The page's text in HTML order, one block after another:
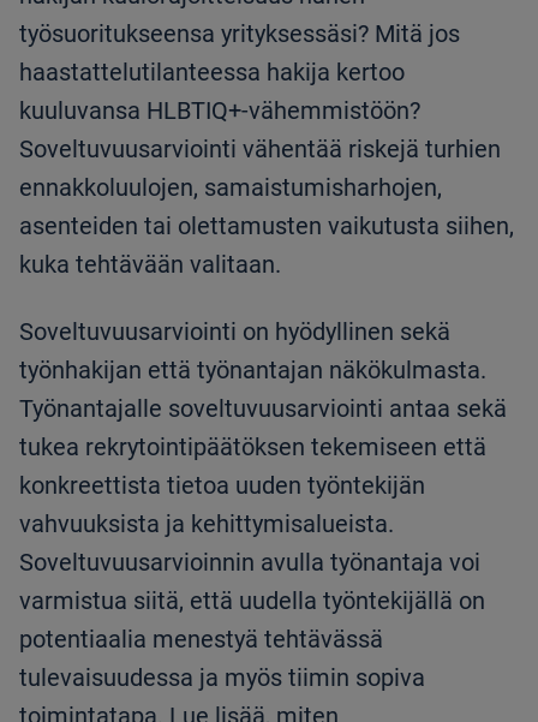
työsuoritukseensa yrityksessäsi? Mitä jos
haastattelutilanteessa hakija kertoo
kuuluvansa HLBTIQ+-vähemmistöön?
Soveltuvuusarviointi vähentää riskejä turhien
ennakkoluulojen, samaistumisharhojen,
asenteiden tai olettamusten vaikutusta siihen,
kuka tehtävään valitaan.
Soveltuvuusarviointi on hyödyllinen sekä
työnhakijan että työnantajan näkökulmasta.
Työnantajalle soveltuvuusarviointi antaa sekä
tukea rekrytointipäätöksen tekemiseen että
konkreettista tietoa uuden työntekijän
vahvuuksista ja kehittymisalueista.
Soveltuvuusarvioinnin avulla työnantaja voi
varmistua siitä, että uudella työntekijällä on
potentiaalia menestyä tehtävässä
tulevaisuudessa ja myös tiimin sopiva